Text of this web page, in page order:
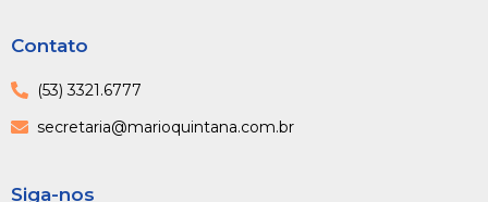
Contato
(53) 3321.6777
secretaria@marioquintana.com.br
Siga-nos